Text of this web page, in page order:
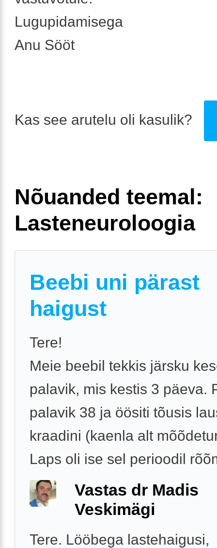
Lugupidamisega
Anu Sööt
Kas see arutelu oli kasulik?
Nõuanded teemal:
Lasteneuroloogia
Beebi uni pärast
haigust
Tere!
Meie beebil tekkis järsku
palavik, mis kestis 3 päeva.
palavik 38 ja öösiti tõusis
kraadini (kaenla alt
Laps oli ise sel perioodil
Vastas dr Madis
Veskimägi
Tere. Lööbega lastehaigusi,